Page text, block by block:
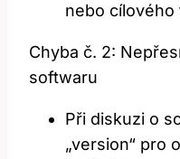
nebo cílového
Chyba č. 2:
softwaru
Při diskuzi o
„version“ pro